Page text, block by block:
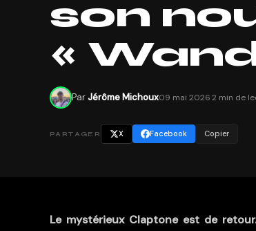
son
«
ParJérôme Michoux09 mai 20262 min de
PARTAGER X Facebook Copier
Le mystérieux Claptone est de